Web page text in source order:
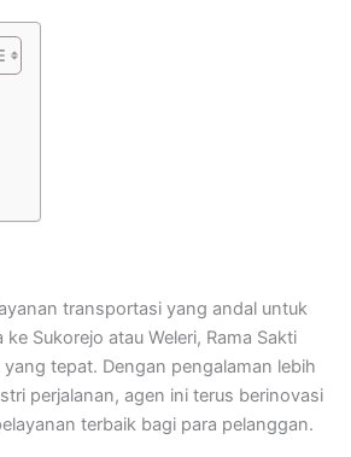
transportasi yang andal untuk
Sukorejo atau Weleri, Rama Sakti
yang tepat. Dengan pengalaman lebih
perjalanan, agen ini terus berinovasi
terbaik bagi para pelanggan.